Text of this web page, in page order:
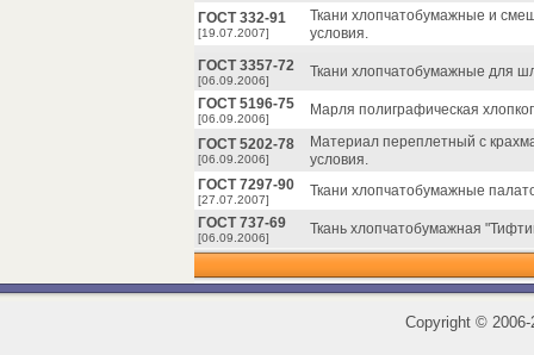
ГОСТ 332-91
[19.07.2007]
Ткани хлопчатобумажные и
условия.
ГОСТ 3357-72
[06.09.2006]
Ткани хлопчатобумажные для
ГОСТ 5196-75
[06.09.2006]
Марля полиграфическая
ГОСТ 5202-78
[06.09.2006]
Материал переплетный с
условия.
ГОСТ 7297-90
[27.07.2007]
Ткани хлопчатобумажные
ГОСТ 737-69
[06.09.2006]
Ткань хлопчатобумажная
Copyright ©